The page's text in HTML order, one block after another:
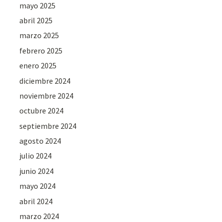
mayo 2025
abril 2025
marzo 2025
febrero 2025
enero 2025
diciembre 2024
noviembre 2024
octubre 2024
septiembre 2024
agosto 2024
julio 2024
junio 2024
mayo 2024
abril 2024
marzo 2024